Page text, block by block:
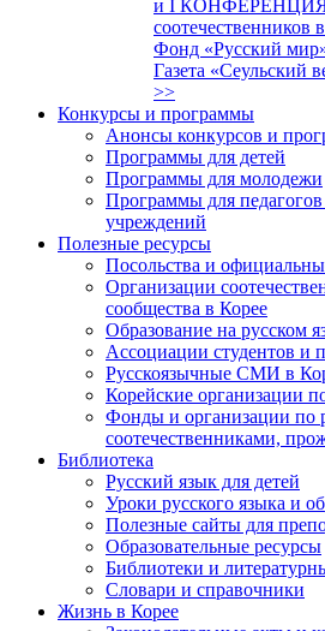
и I КОНФЕРЕНЦИЯ
соотечественников
Фонд «Русский
Газета «Сеульский
>>
Конкурсы и программы
Анонсы конкурсов и
Программы для детей
Программы для молодежи
Программы для
учреждений
Полезные ресурсы
Посольства и
Организации
сообщества в Корее
Образование на русском
Ассоциации студентов и
Русскоязычные СМИ в
Корейские организации
Фонды и организации по
соотечественниками,
Библиотека
Русский язык для детей
Уроки русского языка и
Полезные сайты для
Образовательные ресурсы
Библиотеки и
Словари и справочники
Жизнь в Корее